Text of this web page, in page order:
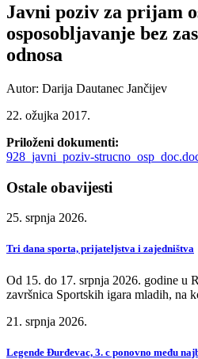
Javni poziv za prijam
osposobljavanje bez
odnosa
Autor: Darija Dautanec Jančijev
22. ožujka 2017.
Priloženi dokumenti:
928_javni_poziv-
Ostale obavijesti
25. srpnja 2026.
Tri dana sporta, prijateljstva i zajedništva
Od 15. do 17. srpnja 2026. godine u
završnica Sportskih igara mladih,
21. srpnja 2026.
Legende Đurđevac, 3. c ponovno među